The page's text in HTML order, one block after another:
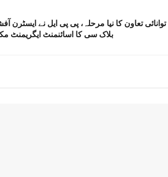
تعاون کا نیا مرحلہ، پی پی ایل نے ایسٹرن
بلاک سی کا اسائنمنٹ ایگریمنٹ